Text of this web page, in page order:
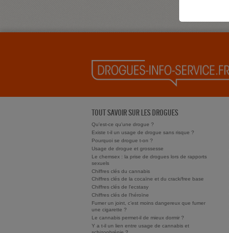
TOUT SAVOIR SUR LES DROGUES
Qu'est-ce qu'une drogue ?
Existe t-il un usage de drogue sans risque ?
Pourquoi se drogue t-on ?
Usage de drogue et grossesse
Le chemsex : la prise de drogues lors de rapports
sexuels
Chiffres clés du cannabis
Chiffres clés de la cocaïne et du crack/free base
Chiffres clés de l'ecstasy
Chiffres clés de l'héroïne
Fumer un joint, c’est moins dangereux que fumer
une cigarette ?
Le cannabis permet-il de mieux dormir ?
Y a t-il un lien entre usage de cannabis et